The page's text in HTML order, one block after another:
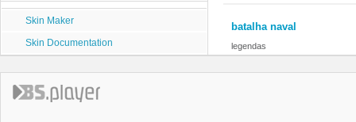
Skin Maker
Skin Documentation
batalha naval
legendas